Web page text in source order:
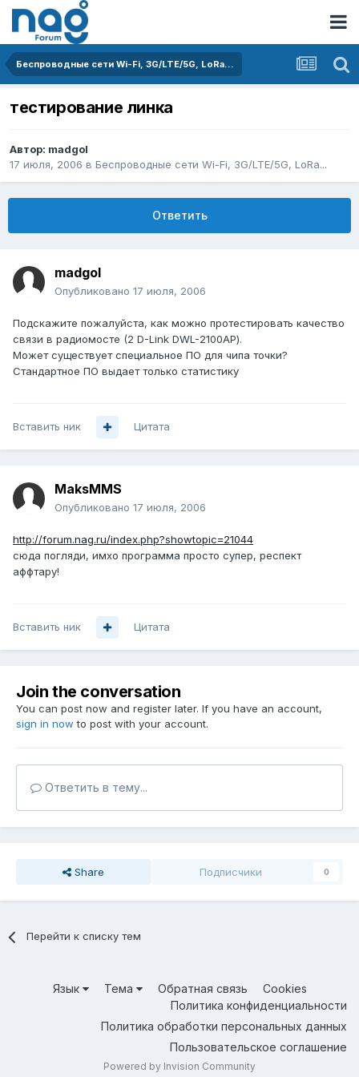
Беспроводные сети Wi-Fi, 3G/LTE/5G, LoRa...
тестирование линка
Автор: madgol
17 июля, 2006 в Беспроводные сети Wi-Fi, 3G/LTE/5G, LoRa...
Ответить
madgol
Опубликовано 17 июля, 2006
Подскажите пожалуйста, как можно протестировать качество
связи в радиомосте (2 D-Link DWL-2100AP).
Может существует специальное ПО для чипа точки?
Стандартное ПО выдает только статистику
Вставить ник Цитата
MaksMMS
Опубликовано 17 июля, 2006
http://forum.nag.ru/index.php?showtopic=21044
сюда погляди, имхо программа просто супер, респект
аффтару!
Вставить ник Цитата
Join the conversation
You can post now and register later. If you have an account,
sign in now to post with your account.
Ответить в тему...
Share Подписчики 0
Перейти к списку тем
Язык Тема Обратная связь
Cookies
Политика конфиденциальности
Политика обработки персональных данных
Пользовательское соглашение
Powered by Invision Community